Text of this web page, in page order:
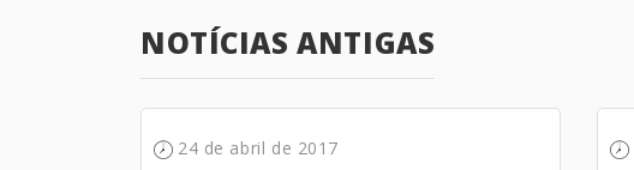
NOTÍCIAS ANTIGAS
24 de abril de 2017